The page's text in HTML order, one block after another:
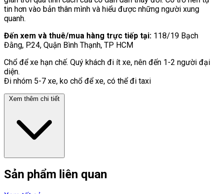
tin hơn vào bản thân mình và hiểu được những người xung
quanh.
Đến xem và thuê/mua hàng trực tiếp tại: 118/19 Bạch
Đằng, P.24, Quận Bình Thạnh, TP HCM
Chổ để xe hạn chế. Quý khách đi ít xe, nên đến 1-2 người đại
diện.
Đi nhóm 5-7 xe, ko chổ để xe, có thể đi taxi
Xem thêm chi tiết
Sản phẩm liên quan